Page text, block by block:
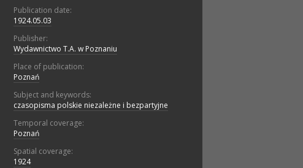
Publication date:
1924.05.03
Publisher:
Wydawnictwo T.A. w Poznaniu
Place of publication:
Poznań
Subject and keywords:
czasopisma polskie niezależne i bezpartyjne
Temporal coverage:
Poznań
Spatial coverage:
1924